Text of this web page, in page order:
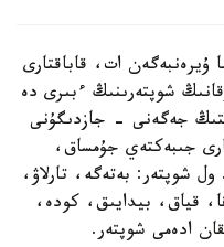
ات، قاباقتارى
شوپتەرىنىڭ ءبىرى دە
جەگەنى - جازدىگۇنى
جىبەكتەي جۇمساق،
شوپتەر: بەتەگە، تارلاۋ،
قياق، بيدايىق، كودە،
ادەمى شوپتەر.